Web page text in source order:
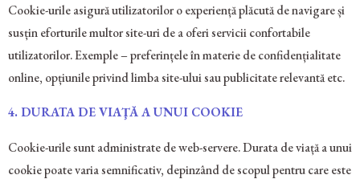
Cookie-urile asigură utilizatorilor o experiență plăcută de navigare și
susțin eforturile multor site-uri de a oferi servicii confortabile
utilizatorilor. Exemple – preferințele în materie de confidențialitate
online, opțiunile privind limba site-ului sau publicitate relevantă etc.
4. DURATA DE VIAŢĂ A UNUI COOKIE
Cookie-urile sunt administrate de web-servere. Durata de viață a unui
cookie poate varia semnificativ, depinzând de scopul pentru care este